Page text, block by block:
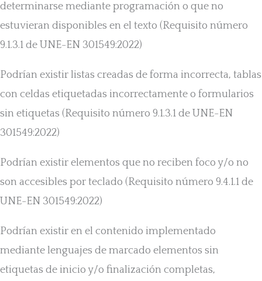
determinarse mediante programación o que no
estuvieran disponibles en el texto (Requisito número
9.1.3.1 de UNE-EN 301549:2022)
Podrían existir listas creadas de forma incorrecta, tablas
con celdas etiquetadas incorrectamente o formularios
sin etiquetas (Requisito número 9.1.3.1 de UNE-EN
301549:2022)
Podrían existir elementos que no reciben foco y/o no
son accesibles por teclado (Requisito número 9.4.1.1 de
UNE-EN 301549:2022)
Podrían existir en el contenido implementado
mediante lenguajes de marcado elementos sin
etiquetas de inicio y/o finalización completas,